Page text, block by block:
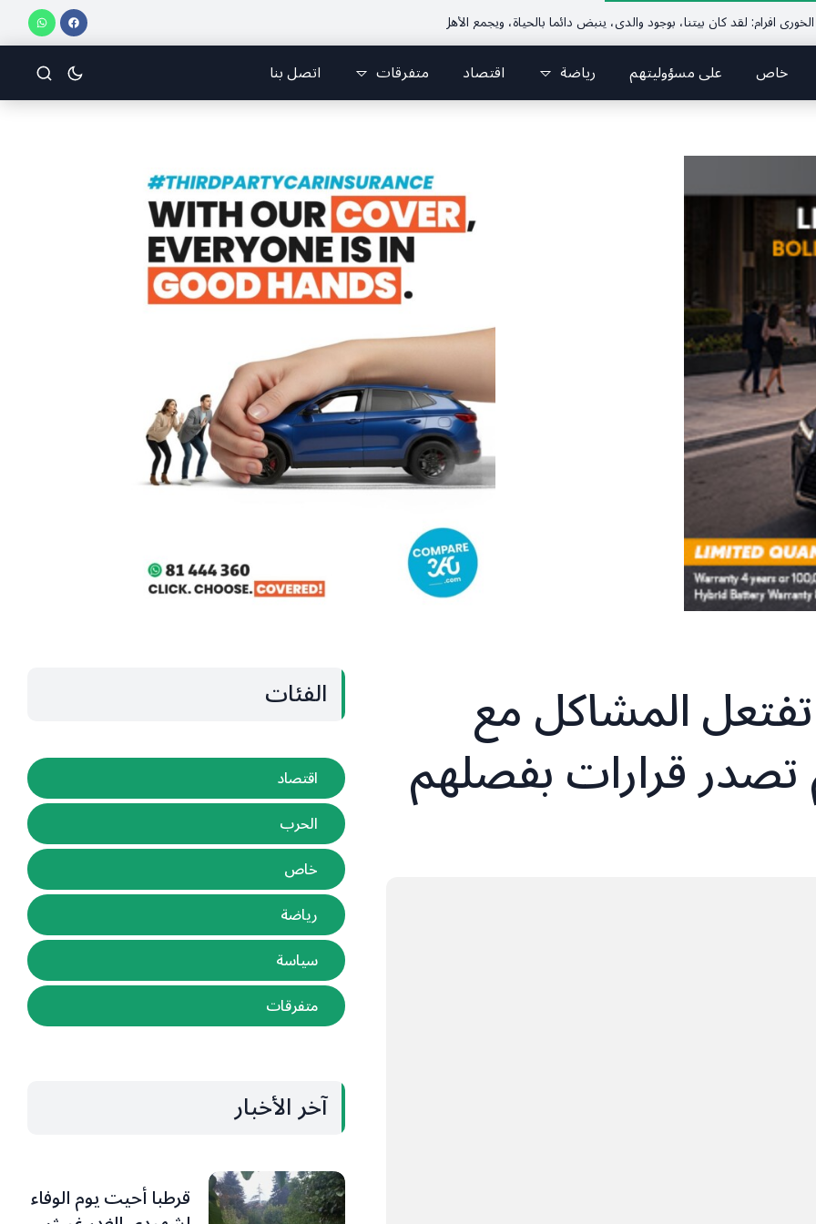
خاص على مسؤوليتهم رياضة اقتصاد متفرقات اتصل بنا
تفتعل المشاكل مع
تصدر قرارات بفصلهم
الفئات
اقتصاد
الحرب
خاص
رياضة
سياسة
متفرقات
آخر الأخبار
قرطبا أحيت يوم الوفاء